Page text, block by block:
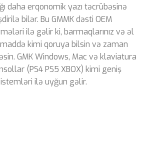
daha erqonomik yazı təcrübəsinə
bilər. Bu GMMK dəsti OEM
ilə gəlir ki, barmaqlarınız və əl
maddə kimi qoruya bilsin və zaman
GMK Windows, Mac və klaviatura
(PS4 PS5 XBOX) kimi geniş
ilə uyğun gəlir.